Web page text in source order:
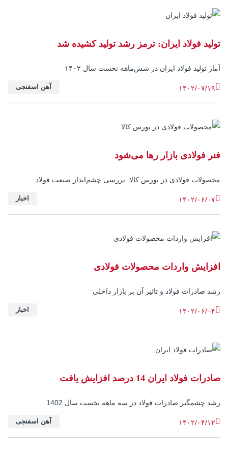
تولید فولاد ایران: ترمز رشد تولید کشیده شد
آمار تولید فولاد ایران در شش‌ماهه نخست سال ۱۴۰۲
۱۴۰۲/۰۷/۱۹ آهن اسفنجی
فنر فولادی بازار رها می‌شود
محصولات فولادی در بورس کالا: بررسی چشم‌انداز صنعت فولاد
۱۴۰۲/۰۶/۰۷ اخبار
افزایش واردات محصولات فولادی
رشد صادرات فولاد و تاثیر آن بر بازار داخلی
۱۴۰۲/۰۶/۰۴ اخبار
صادرات فولاد ایران 14 درصد افزایش یافت
رشد چشمگیر صادرات فولاد در سه ماهه نخست سال 1402
۱۴۰۲/۰۴/۱۲ آهن اسفنجی